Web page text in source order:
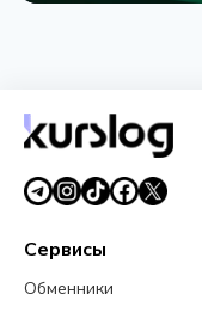
3 августа 2026 г.5 мин
Сервисы
Обменники